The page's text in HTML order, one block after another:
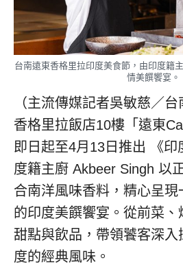
台南遠東香格里拉印度美食節，由印度籍
情美饌饗宴。
（主流傳媒記者吳敏慈／
香格里拉飯店10樓「遠東
即日起至4月13日推出 《印
度籍主廚 Akbeer Singh 以
合南洋風味香料，精心呈
的印度美饌饗宴。從前菜、
甜點與飲品，帶領饕客深入
度的經典風味。